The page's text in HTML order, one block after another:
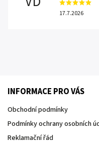
17.7.2026
INFORMACE PRO VÁS
Obchodní podmínky
Podmínky ochrany osobních
Reklamační řád